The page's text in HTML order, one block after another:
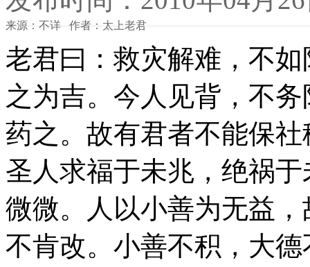
来源：不详 作者：太上老君
老君曰：救灾解难，不
之为吉。今人见背，不
药之。故有君者不能保
圣人求福于未兆，绝祸
微微。人以小善为无益
不肯改。小善不积，大